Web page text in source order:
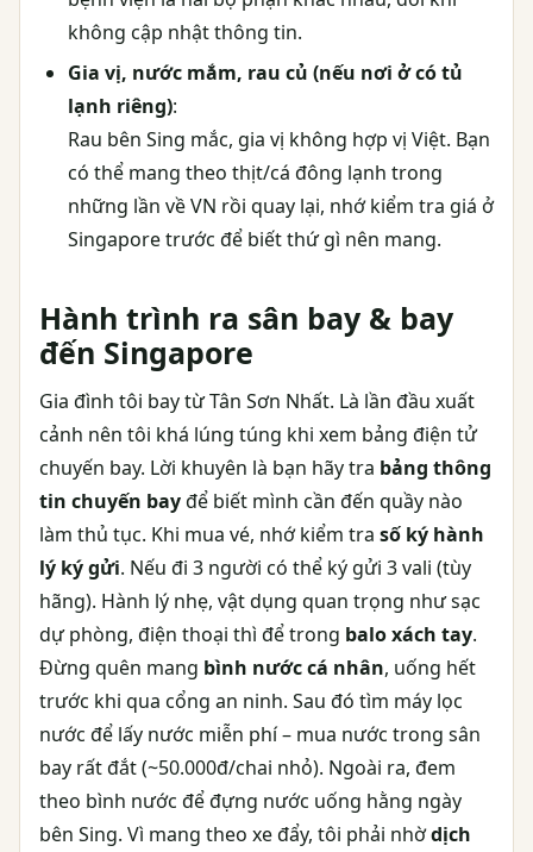
không cập nhật thông tin.
Gia vị, nước mắm, rau củ (nếu nơi ở có tủ
lạnh riêng):
Rau bên Sing mắc, gia vị không hợp vị Việt. Bạn
có thể mang theo thịt/cá đông lạnh trong
những lần về VN rồi quay lại, nhớ kiểm tra giá ở
Singapore trước để biết thứ gì nên mang.
Hành trình ra sân bay & bay
đến Singapore
Gia đình tôi bay từ Tân Sơn Nhất. Là lần đầu xuất
cảnh nên tôi khá lúng túng khi xem bảng điện tử
chuyến bay. Lời khuyên là bạn hãy tra bảng thông
tin chuyến bayđể biết mình cần đến quầy nào
làm thủ tục. Khi mua vé, nhớ kiểm tra số ký hành
lý ký gửi. Nếu đi 3 người có thể ký gửi 3 vali (tùy
hãng). Hành lý nhẹ, vật dụng quan trọng như sạc
dự phòng, điện thoại thì để trong balo xách tay.
Đừng quên mang bình nước cá nhân, uống hết
trước khi qua cổng an ninh. Sau đó tìm máy lọc
nước để lấy nước miễn phí – mua nước trong sân
bay rất đắt (~50.000đ/chai nhỏ). Ngoài ra, đem
theo bình nước để đựng nước uống hằng ngày
bên Sing. Vì mang theo xe đẩy, tôi phải nhờdịch